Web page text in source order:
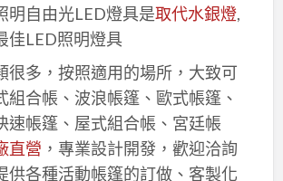
明自由光LED燈具是取代水銀燈,
佳LED照明燈具
很多，按照適用的場所，大致可
組合帳、波浪帳篷、歐式帳篷、
速帳篷、屋式組合帳、宮廷帳
直營 ，專業設計開發，歡迎洽詢
供各種活動帳篷的訂做、客製化